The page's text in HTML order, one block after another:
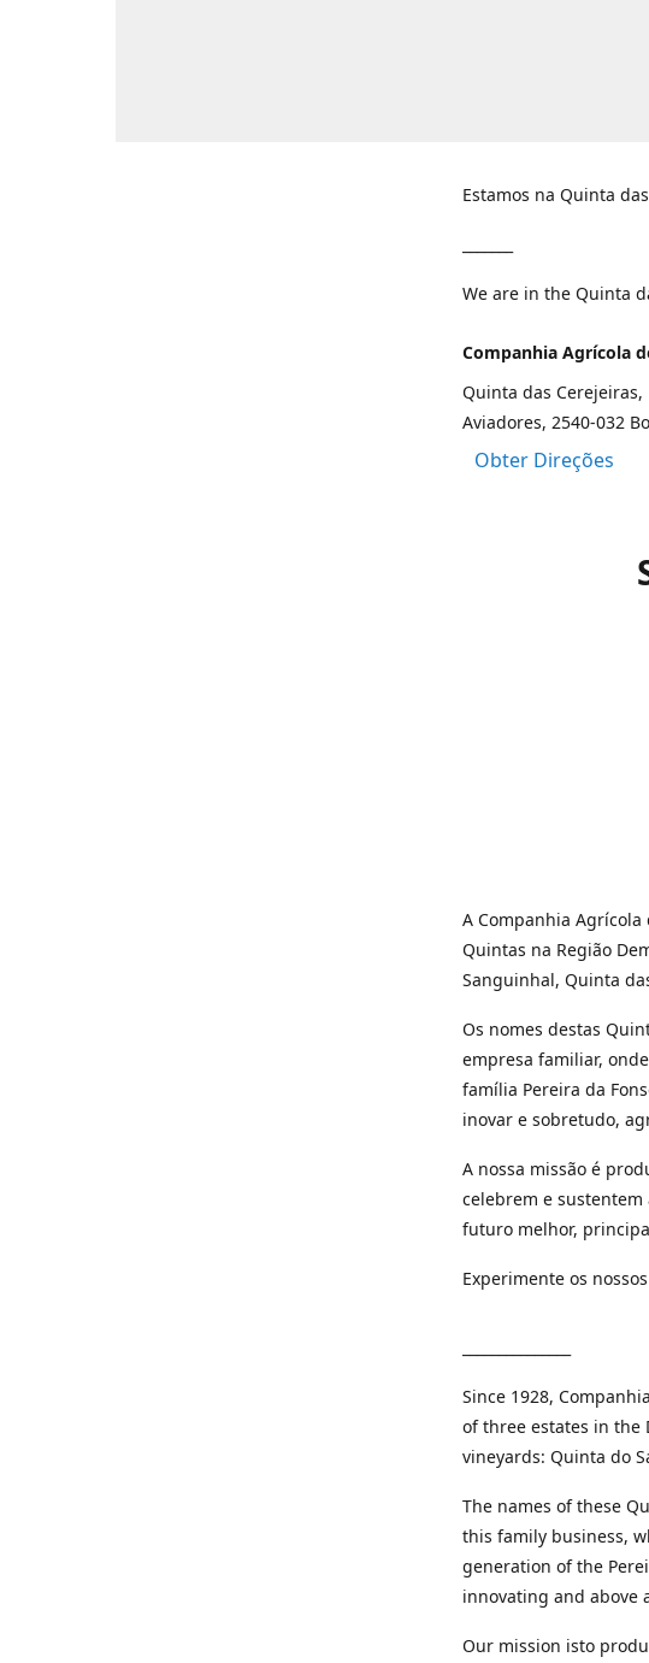
Estamos na Quinta
We are in the Quinta
Companhia Agrícola
Quinta das Cerejeiras,
Aviadores, 2540-032
Obter Direções
A Companhia
Quintas na Região
Sanguinhal, Quinta
Os nomes destas
empresa familiar,
família Pereira da
inovar e sobretudo,
A nossa missão é
celebrem e
futuro melhor,
Experimente os
Since 1928,
of three estates in the
vineyards: Quinta do
The names of these
this family business,
generation of the
innovating and above
Our mission isto